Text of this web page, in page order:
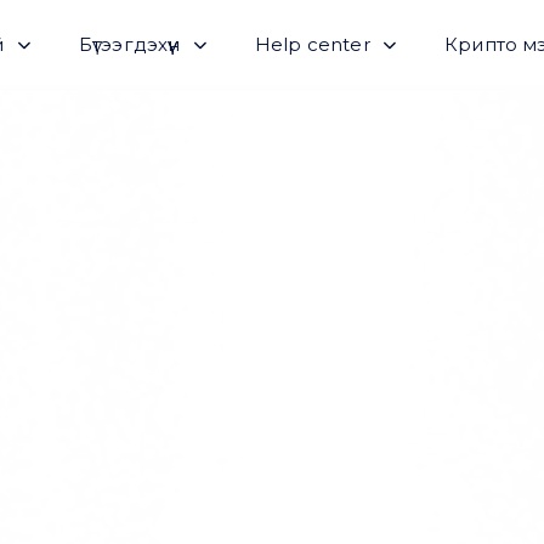
Бүтээгдэхүүн Help center Крипто